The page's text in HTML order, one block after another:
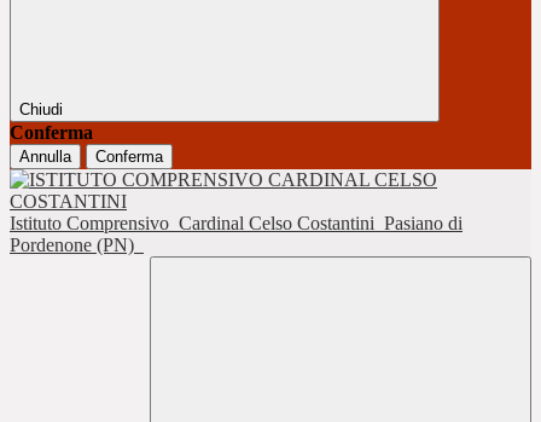
Chiudi
Conferma
Annulla Conferma
Istituto Comprensivo Cardinal Celso Costantini Pasiano di
Pordenone (PN)